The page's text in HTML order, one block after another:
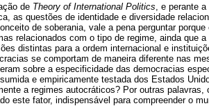
de Theory of International Politics , e perante
as questões de identidade e diversidade
de soberania, vale a pena perguntar
relacionados com o tipo de regime, ainda que
distintas para a ordem internacional e
se comportam de maneira diferente nas
sobre a especificidade das democracias
e empiricamente testada dos Estados
a regimes autocráticos? Por outras
este fator, indispensável para compreender o